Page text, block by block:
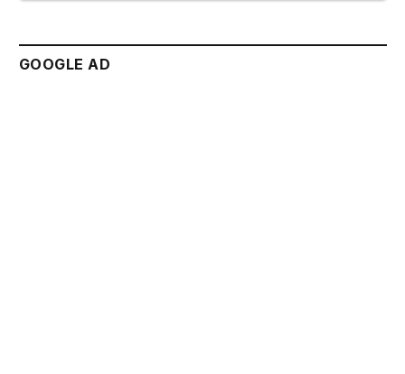
GOOGLE AD